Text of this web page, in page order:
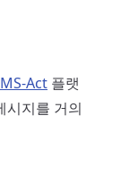
Act 플랫
시지를 거의